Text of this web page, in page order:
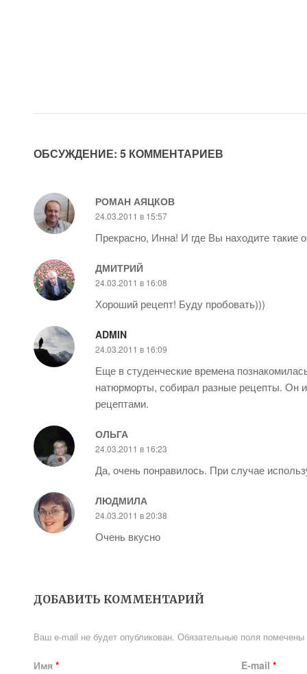
ОБСУЖДЕНИЕ: 5 КОММЕНТАРИЕВ
РОМАН АЯЦКОВ
24.03.2011 в 15:57
Прекрасно, Инна! И где Вы находите такие
ДМИТРИЙ
24.03.2011 в 16:08
Хороший рецепт! Буду пробовать)))
ADMIN
24.03.2011 в 16:09
Еще в студенческие времена
натюрморты, собирал разные рецепты.
рецептами.
ОЛЬГА
24.03.2011 в 16:23
Да, очень понравилось. При случае
ЛЮДМИЛА
24.03.2011 в 20:38
Очень вкусно
ДОБАВИТЬ КОММЕНТАРИЙ
Ваш e-mail не будет опубликован. Обязательные поля помечены
Имя * E-mail *